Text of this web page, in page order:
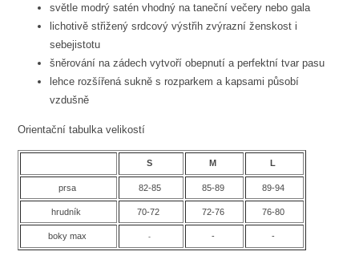
světle modrý satén vhodný na taneční večery nebo gala
lichotivě střižený srdcový výstřih zvýrazní ženskost i
sebejistotu
šněrování na zádech vytvoří obepnutí a perfektní tvar pasu
lehce rozšířená sukně s rozparkem a kapsami působí
vzdušně
Orientační tabulka velikostí
S M L
prsa 82-85 85-89 89-94
hrudník 70-72 72-76 76-80
boky max - - -